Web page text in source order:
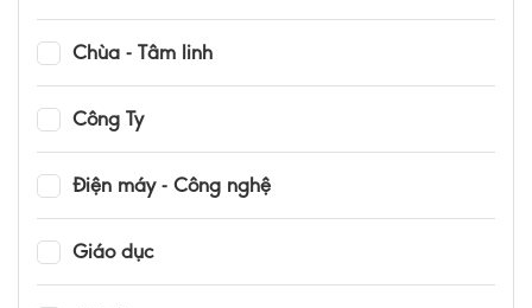
Chùa - Tâm linh
Công Ty
Điện máy - Công nghệ
Giáo dục